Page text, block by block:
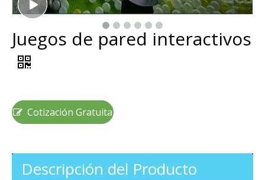
Juegos de pared interactivos
Cotización Gratuita
Descripción del Producto